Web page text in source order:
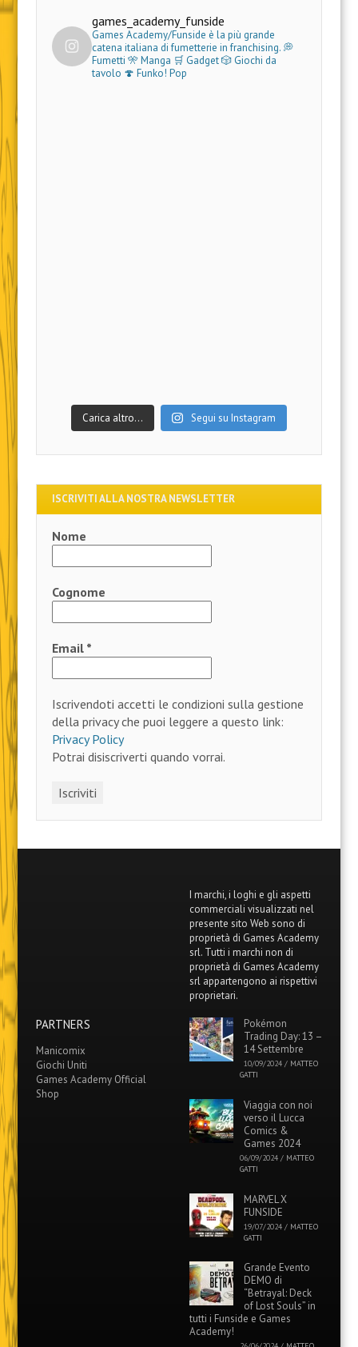
games_academy_funside
Games Academy/Funside è la più grande
catena italiana di fumetterie in franchising.💭
Fumetti 🎌 Manga 🛒 Gadget🎲 Giochi da
tavolo 🍄 Funko! Pop
Carica altro… Segui su Instagram
ISCRIVITI ALLA NOSTRA NEWSLETTER
Nome
Cognome
Email *
Iscrivendoti accetti le condizioni sulla gestione
della privacy che puoi leggere a questo link:
Privacy Policy
Potrai disiscriverti quando vorrai.
I marchi, i loghi e gli aspetti
commerciali visualizzati nel
presente sito Web sono di
proprietà di Games Academy
srl. Tutti i marchi non di
proprietà di Games Academy
srl appartengono ai rispettivi
proprietari.
PARTNERS
Manicomix
Giochi Uniti
Games Academy Official
Shop
Pokémon
Trading Day: 13 –
14 Settembre
10/09/2024 / MATTEO
GATTI
Viaggia con noi
verso il Lucca
Comics &
Games 2024
06/09/2024 / MATTEO
GATTI
MARVEL X
FUNSIDE
19/07/2024 / MATTEO
GATTI
Grande Evento
DEMO di
“Betrayal: Deck
of Lost Souls” in
tutti i Funside e Games
Academy!